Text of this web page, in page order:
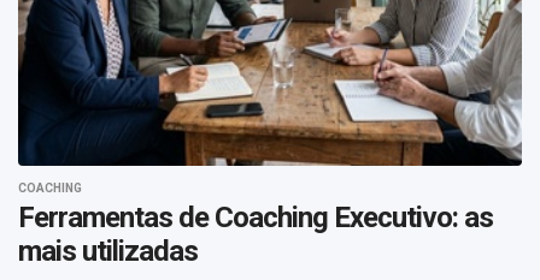
COACHING
Ferramentas de Coaching Executivo: as
mais utilizadas